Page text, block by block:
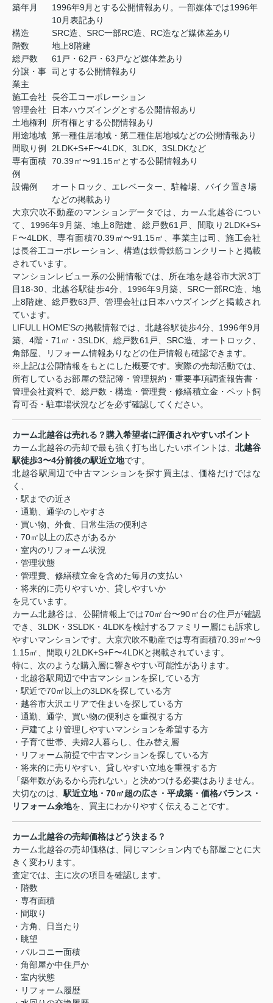
築年月
1996年9月とする公開情報あり。一部媒体では1996年
10月表記あり
構造
SRC造、SRC一部RC造、RC造など媒体差あり
階数
地上8階建
総戸数
61戸・62戸・63戸など媒体差あり
分譲・事
業主
司とする公開情報あり
施工会社
長谷工コーポレーション
管理会社
日本ハウズイングとする公開情報あり
土地権利
所有権とする公開情報あり
用途地域 第一種住居地域・第二種住居地域などの公開情報あり
間取り例
2LDK+S+F〜4LDK、3LDK、3SLDKなど
専有面積
例
70.39㎡〜91.15㎡とする公開情報あり
設備例
オートロック、エレベーター、駐輪場、バイク置き場
などの掲載あり
大京穴吹不動産のマンションデータでは、カーム北越谷につい
て、1996年9月築、地上8階建、総戸数61戸、間取り2LDK+S+
F〜4LDK、専有面積70.39㎡〜91.15㎡、事業主は司、施工会社
は長谷工コーポレーション、構造は鉄骨鉄筋コンクリートと掲載
されています。
マンションレビュー系の公開情報では、所在地を越谷市大沢3丁
目18-30、北越谷駅徒歩4分、1996年9月築、SRC一部RC造、地
上8階建、総戸数63戸、管理会社は日本ハウズイングと掲載され
ています。
LIFULL HOME'Sの掲載情報では、北越谷駅徒歩4分、1996年9月
築、4階・71㎡・3SLDK、総戸数61戸、SRC造、オートロック、
角部屋、リフォーム情報ありなどの住戸情報も確認できます。
※上記は公開情報をもとにした概要です。実際の売却活動では、
所有しているお部屋の登記簿・管理規約・重要事項調査報告書・
管理会社資料で、総戸数・構造・管理費・修繕積立金・ペット飼
育可否・駐車場状況などを必ず確認してください。
カーム北越谷は売れる？購入希望者に評価されやすいポイント
カーム北越谷の売却で最も強く打ち出したいポイントは、 北越谷
駅徒歩3〜4分前後の駅近立地です。
北越谷駅周辺で中古マンションを探す買主は、価格だけではな
く、
・駅までの近さ
・通勤、通学のしやすさ
・買い物、外食、日常生活の便利さ
・70㎡以上の広さがあるか
・室内のリフォーム状況
・管理状態
・管理費、修繕積立金を含めた毎月の支払い
・将来的に売りやすいか、貸しやすいか
を見ています。
カーム北越谷は、公開情報上では70㎡台〜90㎡台の住戸が確認
でき、3LDK・3SLDK・4LDKを検討するファミリー層にも訴求し
やすいマンションです。大京穴吹不動産では専有面積70.39㎡〜9
1.15㎡、間取り2LDK+S+F〜4LDKと掲載されています。
特に、次のような購入層に響きやすい可能性があります。
・北越谷駅周辺で中古マンションを探している方
・駅近で70㎡以上の3LDKを探している方
・越谷市大沢エリアで住まいを探している方
・通勤、通学、買い物の便利さを重視する方
・戸建てより管理しやすいマンションを希望する方
・子育て世帯、夫婦2人暮らし、住み替え層
・リフォーム前提で中古マンションを探している方
・将来的に売りやすい、貸しやすい立地を重視する方
「築年数があるから売れない」と決めつける必要はありません。
大切なのは、 駅近立地・70㎡超の広さ・平成築・価格バランス・
リフォーム余地を、買主にわかりやすく伝えることです。
カーム北越谷の売却価格はどう決まる？
カーム北越谷の売却価格は、同じマンション内でも部屋ごとに大
きく変わります。
査定では、主に次の項目を確認します。
・階数
・専有面積
・間取り
・方角、日当たり
・眺望
・バルコニー面積
・角部屋か中住戸か
・室内状態
・リフォーム履歴